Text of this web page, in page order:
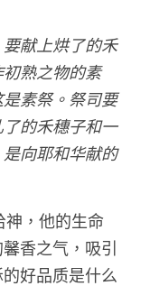
献上烘了的禾
熟之物的素
素祭。祭司要
的禾穗子和一
向耶和华献的
香之气，吸引
好品质是什么